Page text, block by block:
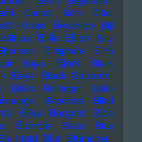
Cantat Beth Ditto
Kruse Beyonce
Bill
Billie Eilish
Billy
Biosphere
Birth
Bajas Björk
Black
Keys Black Sabbath
Blaine Reininger
Blake
Bleachers
Blind
Blixa Bargeld
Bloc
Blondie Blood
Blue
Blur Blümchen